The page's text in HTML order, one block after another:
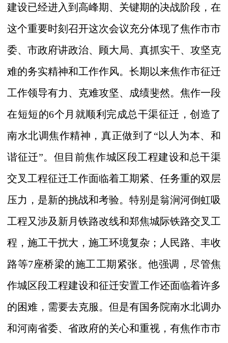
建设已经进入到高峰期、关键期的决战阶段，在
这个重要时刻召开这次会议充分体现了焦作市市
委、市政府讲政治、顾大局、真抓实干、攻坚克
难的务实精神和工作作风。长期以来焦作市征迁
工作领导有力、克难攻坚、成绩斐然。焦作一段
在短短的6个月就顺利完成总干渠征迁，创造了
南水北调焦作精神，真正做到了“以人为本、和
谐征迁”。但目前焦作城区段工程建设和总干渠
交叉工程征迁工作面临着工期紧、任务重的双层
压力，是新的挑战和考验。特别是翁涧河倒虹吸
工程又涉及新月铁路改线和郑焦城际铁路交叉工
程，施工干扰大，施工环境复杂；人民路、丰收
路等7座桥梁的施工工期紧张。他强调，尽管焦
作城区段工程建设和征迁安置工作还面临着许多
的困难，需要去克服。但是有国务院南水北调办
和河南省委、省政府的关心和重视，有焦作市市